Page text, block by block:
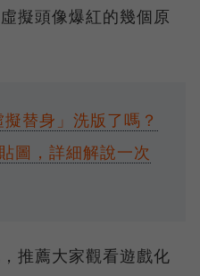
擬頭像爆紅的幾個原
替身」洗版了嗎？
圖，詳細解說一次
推薦大家觀看遊戲化